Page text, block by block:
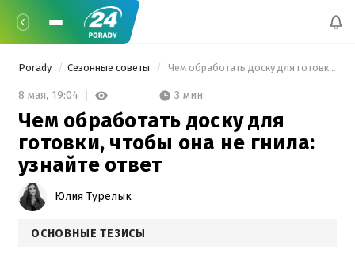
Porady Сезонные советы Чем обработать доску для готовки, чтобы она не гнила: узнайте ответ
8 мая, 19:04 3 мин
Чем обработать доску для
готовки, чтобы она не гнила:
узнайте ответ
Юлия Турелык
ОСНОВНЫЕ ТЕЗИСЫ